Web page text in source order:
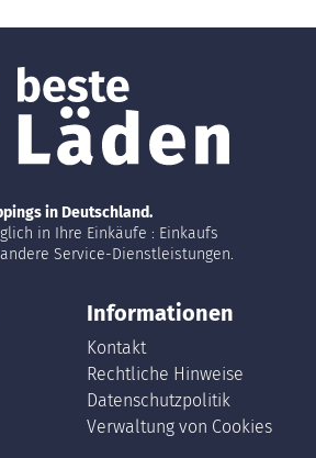
in Deutschland.
in Ihre Einkäufe : Einkaufs
Service-Dienstleistungen.
Informationen
Kontakt
Rechtliche Hinweise
Datenschutzpolitik
Verwaltung von Cookies